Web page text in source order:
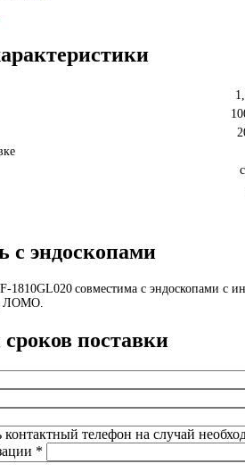
с эндоскопами
1810GL020совместима с эндоскопами с
ЛОМО.
поставки
контактный телефон на случай
*